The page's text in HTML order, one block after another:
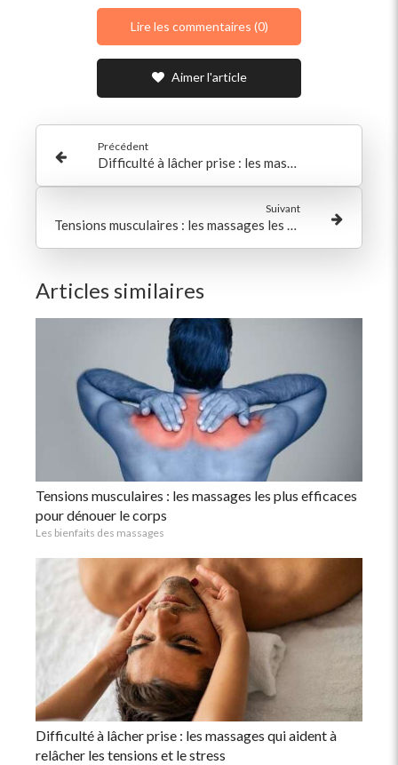
Lire les commentaires (0)
Aimer l'article
Précédent
Difficulté à lâcher prise : les massages qui aident à relâcher les tensions et le stress
Suivant
Tensions musculaires : les massages les plus efficaces pour dénouer le corps
Articles similaires
Tensions musculaires : les massages les plus efficaces
pour dénouer le corps
Les bienfaits des massages
Difficulté à lâcher prise : les massages qui aident à
relâcher les tensions et le stress